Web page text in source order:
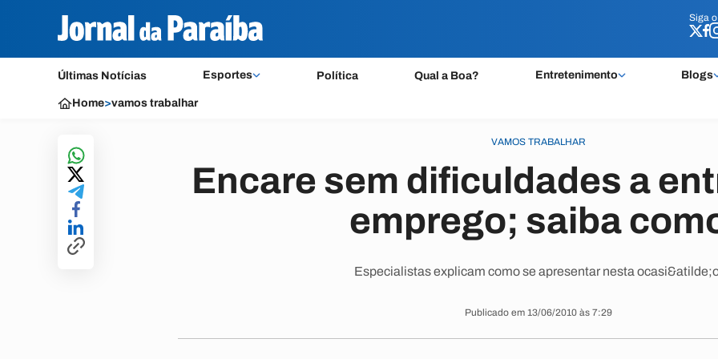
Siga o
Últimas Notícias Esportes Política Qual a Boa? Entretenimento Blogs
Siga o
Home>vamos trabalhar
VAMOS TRABALHAR
Encare sem dificuldades a
emprego; saiba
Especialistas explicam como se apresentar nesta
Publicado em 13/06/2010 às 7:29